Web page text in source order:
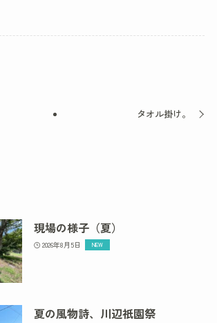
タオル掛け。
現場の様子（夏）
2026年8月5日
夏の風物詩、川辺祇園祭